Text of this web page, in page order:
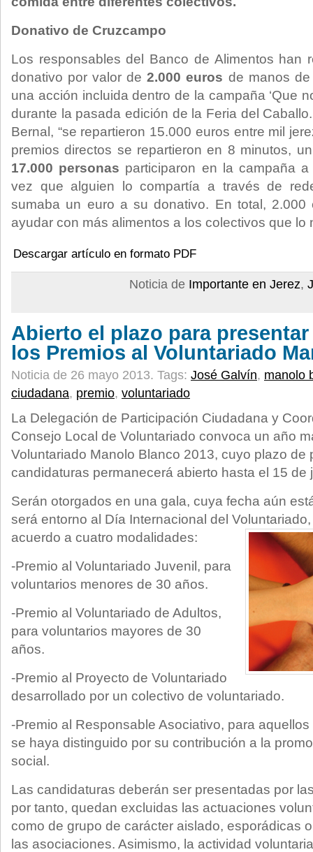
Donativo de Cruzcampo
Los responsables del Banco de Alimentos han
donativo por valor de2.000 euros de manos
una acción incluida dentro de la campaña ‘Que
durante la pasada edición de la Feria del
Bernal, “se repartieron 15.000 euros entre mil
premios directos se repartieron en 8 minutos,
17.000 personas participaron en la campaña
vez que alguien lo compartía a través de
sumaba un euro a su donativo. En total, 2.000
ayudar con más alimentos a los colectivos que lo
Descargar artículo en formato PDF
Noticia de Importante en Jerez,
Abierto el plazo para
los Premios al Voluntariado
Noticia de 26 mayo 2013. Tags: José Galvín, manolo
ciudadana, premio, voluntariado
La Delegación de Participación Ciudadana y
Consejo Local de Voluntariado convoca un año
Voluntariado Manolo Blanco 2013, cuyo plazo de
candidaturas permanecerá abierto hasta el 15 de
Serán otorgados en una gala, cuya fecha aún
será entorno al Día Internacional del
acuerdo a cuatro modalidades:
-Premio al Voluntariado Juvenil, para
voluntarios menores de 30 años.
-Premio al Voluntariado de Adultos,
para voluntarios mayores de 30
años.
-Premio al Proyecto de Voluntariado
desarrollado por un colectivo de voluntariado.
-Premio al Responsable Asociativo, para
se haya distinguido por su contribución a la
social.
Las candidaturas deberán ser presentadas por
por tanto, quedan excluidas las actuaciones
como de grupo de carácter aislado, esporádicas
las asociaciones. Asimismo, la actividad